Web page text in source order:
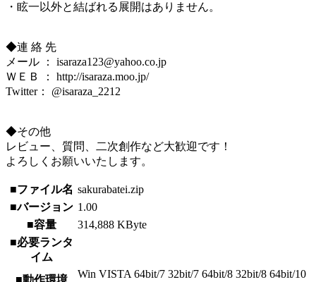
・眩一以外と結ばれる展開はありません。
◆連 絡 先
メール ： isaraza123@yahoo.co.jp
ＷＥＢ ： http://isaraza.moo.jp/
Twitter： @isaraza_2212
◆その他
レビュー、質問、二次創作など大歓迎です！
よろしくお願いいたします。
■ファイル名 sakurabatei.zip
■バージョン 1.00
■容量
314,888 KByte
■必要ランタ
イム
■動作環境
Win VISTA 64bit/7 32bit/7 64bit/8 32bit/8 64bit/10